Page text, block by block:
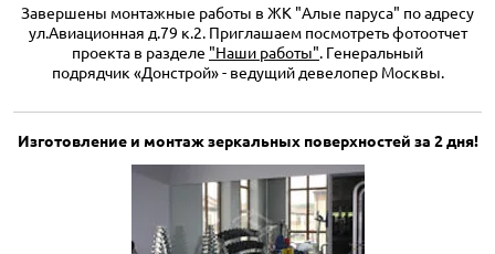
Завершены монтажные работы в ЖК "Алые паруса" по адресу
ул.Авиационная д.79 к.2. Приглашаем посмотреть фотоотчет
проекта в разделе "Наши работы". Генеральный
подрядчик «Донстрой» - ведущий девелопер Москвы.
Изготовление и монтаж зеркальных поверхностей за 2 дня!